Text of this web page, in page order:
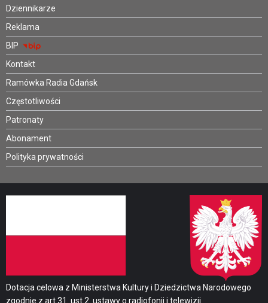
Dziennikarze
Reklama
BIP
Kontakt
Ramówka Radia Gdańsk
Częstotliwości
Patronaty
Abonament
Polityka prywatności
Dotacja celowa z Ministerstwa Kultury i Dziedzictwa Narodowego
zgodnie z art.31. ust.2. ustawy o radiofonii i telewizji.